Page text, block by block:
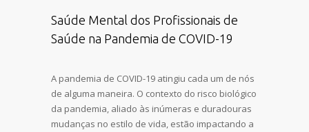
Saúde Mental dos Profissionais de
Saúde na Pandemia de COVID-19
A pandemia de COVID-19 atingiu cada um de nós
de alguma maneira. O contexto do risco biológico
da pandemia, aliado às inúmeras e duradouras
mudanças no estilo de vida, estão impactando a